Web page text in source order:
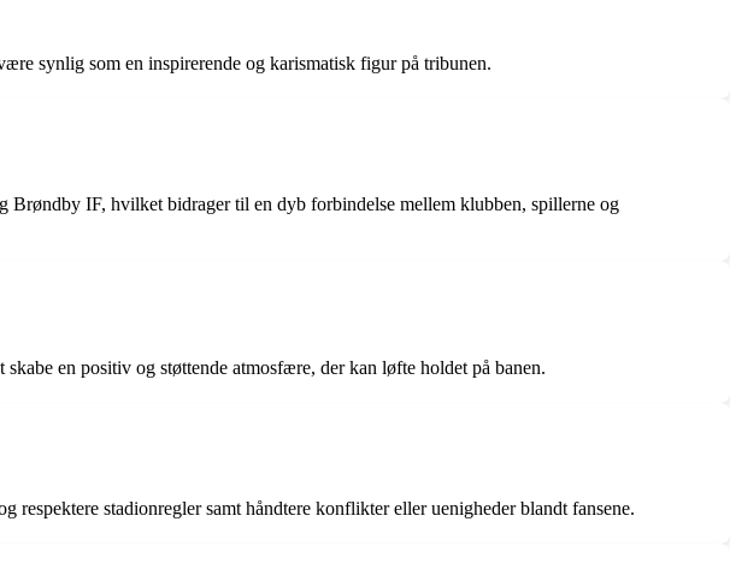
synlig som en inspirerende og karismatisk figur på tribunen.
Brøndby IF, hvilket bidrager til en dyb forbindelse mellem klubben, spillerne og
en positiv og støttende atmosfære, der kan løfte holdet på banen.
stadionregler samt håndtere konflikter eller uenigheder blandt fansene.